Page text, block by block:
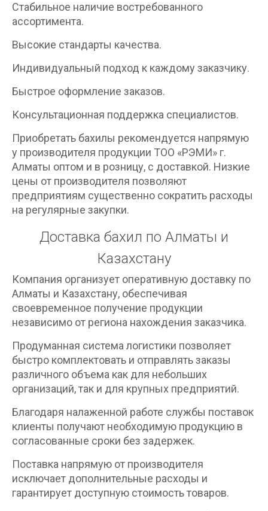
Стабильное наличие востребованного
ассортимента.
Высокие стандарты качества.
Индивидуальный подход к каждому заказчику.
Быстрое оформление заказов.
Консультационная поддержка специалистов.
Приобретать бахилы рекомендуется напрямую
у производителя продукции ТОО «РЭМИ» г.
Алматы оптом и в розницу, с доставкой. Низкие
цены от производителя позволяют
предприятиям существенно сократить расходы
на регулярные закупки.
Доставка бахил по Алматы и
Казахстану
Компания организует оперативную доставку по
Алматы и Казахстану, обеспечивая
своевременное получение продукции
независимо от региона нахождения заказчика.
Продуманная система логистики позволяет
быстро комплектовать и отправлять заказы
различного объема как для небольших
организаций, так и для крупных предприятий.
Благодаря налаженной работе службы поставок
клиенты получают необходимую продукцию в
согласованные сроки без задержек.
Поставка напрямую от производителя
исключает дополнительные расходы и
гарантирует доступную стоимость товаров.